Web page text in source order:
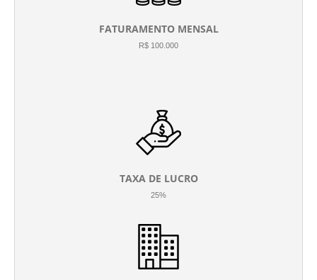
FATURAMENTO MENSAL
R$ 100.000
TAXA DE LUCRO
25%